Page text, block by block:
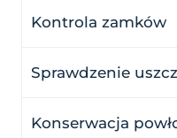
Kontrola zamków
Sprawdzenie
Konserwacja